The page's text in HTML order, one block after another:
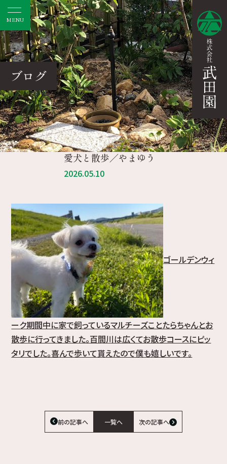
MENU
ブログ
愛犬と散歩／やまゆう
2026.05.10
ゴールデンウィ
ーク期間中に家で飼っているマルチーズことたらちゃんとお
散歩に行ってきました。百間川は広くてお散歩コースにピッ
タリでした。喜んで歩いて貰えたので僕も嬉しいです。
前の記事へ 一覧へ 次の記事へ